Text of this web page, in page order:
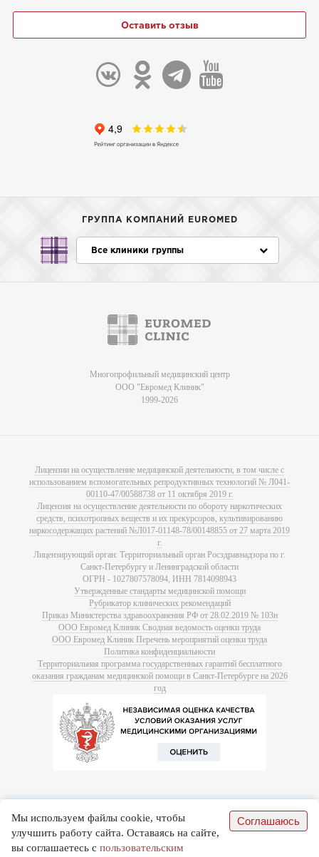
Оставить отзыв
ГРУППА КОМПАНИЙ EUROMED
Все клиники группы
Многопрофильный медицинский центр
ООО "Евромед Клиник"
1999-2026
Лицензии на осуществление медицинской деятельности, в том числе с
использованием вспомогательных репродуктивных технологий № Л041-
00110-47/00588738 от 11 октября 2019 г.
Лицензия на осуществление деятельности по обороту наркотических
средств, психотропных веществ и их прекурсоров, культивированию
наркосодержащих растений №Л017-01148-78/00148855 от 27 марта 2019
г.
Лицензирующий орган: Территориальный орган Росздравнадзора по г.
Санкт-Петербургу и Ленинградской области
ОГРН - 1027807578094, ИНН 7814098943
Утвержденные стандарты медицинской помощи
Рубрикатор клинических рекомендаций
Приказ Министерства здравоохранения РФ от 28.02.2019 № 103н
ООО Евромед Клиник Сводная ведомость оценки труда
ООО Евромед Клиник Перечень мероприятий оценки труда
Политика конфиденциальности
Территориальная программа государственных гарантий бесплатного
оказания гражданам медицинской помощи в Санкт-Петербурге на 2026
год
Мы используем файлы cookie, чтобы
улучшить работу сайта. Оставаясь на сайте,
вы соглашаетесь с пользовательским
Соглашаюсь